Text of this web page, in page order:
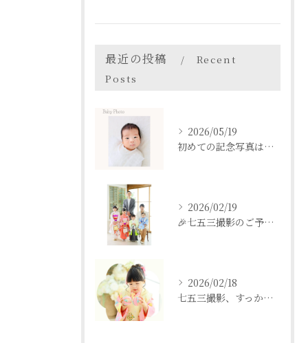
最近の投稿
Recent
Posts
2026/05/19
初めての記念写真はは、DEAR STUDIOで。
2026/02/19
🎉七五三撮影のご予約をご検討中の方へ🎉
2026/02/18
七五三撮影、すっかり忘れてた💦という方も